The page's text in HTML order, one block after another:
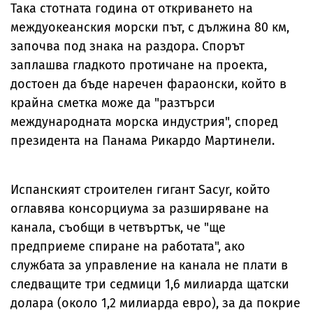
Така стотната година от откриването на
междуокеанския морски път, с дължина 80 км,
започва под знака на раздора. Спорът
заплашва гладкото протичане на проекта,
достоен да бъде наречен фараонски, който в
крайна сметка може да "разтърси
международната морска индустрия", според
президента на Панама Рикардо Мартинели.
Испанският строителен гигант Sacyr, който
оглавява консорциума за разширяване на
канала, съобщи в четвъртък, че "ще
предприеме спиране на работата", ако
службата за управление на канала не плати в
следващите три седмици 1,6 милиарда щатски
долара (около 1,2 милиарда евро), за да покрие